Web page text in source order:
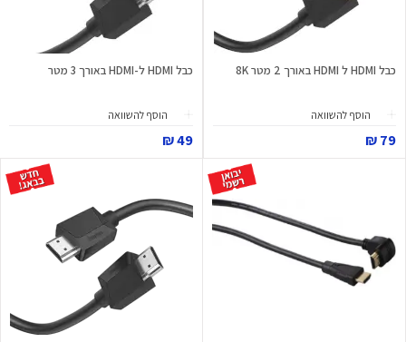
כבל HDMI ל HDMI באורך 2 מטר 8K
הוסף להשוואה
79 ₪
כבל HDMI ל-HDMI באורך 3 מטר
הוסף להשוואה
49 ₪